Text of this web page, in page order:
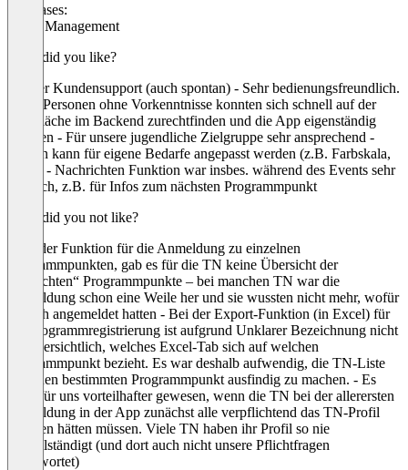
Use cases:
Event Management
What did you like?
- Super Kundensupport (auch spontan) - Sehr bedienungsfreundlich.
Auch Personen ohne Vorkenntnisse konnten sich schnell auf der
Oberfläche im Backend zurechtfinden und die App eigenständig
befüllen - Für unsere jugendliche Zielgruppe sehr ansprechend -
Design kann für eigene Bedarfe angepasst werden (z.B. Farbskala,
Logo) - Nachrichten Funktion war insbes. während des Events sehr
hilfreich, z.B. für Infos zum nächsten Programmpunkt
What did you not like?
- Bei der Funktion für die Anmeldung zu einzelnen
Programmpunkten, gab es für die TN keine Übersicht der
„gebuchten“ Programmpunkte – bei manchen TN war die
Anmeldung schon eine Weile her und sie wussten nicht mehr, wofür
sie sich angemeldet hatten - Bei der Export-Funktion (in Excel) für
die Programmregistrierung ist aufgrund Unklarer Bezeichnung nicht
direkt ersichtlich, welches Excel-Tab sich auf welchen
Programmpunkt bezieht. Es war deshalb aufwendig, die TN-Liste
für einen bestimmten Programmpunkt ausfindig zu machen. - Es
wäre für uns vorteilhafter gewesen, wenn die TN bei der allerersten
Anmeldung in der App zunächst alle verpflichtend das TN-Profil
befüllen hätten müssen. Viele TN haben ihr Profil so nie
vervollständigt (und dort auch nicht unsere Pflichtfragen
beantwortet)